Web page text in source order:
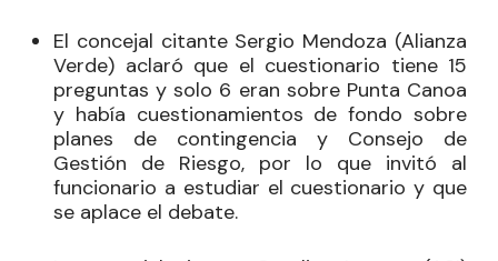
El concejal citante Sergio Mendoza (Alianza
Verde) aclaró que el cuestionario tiene 15
preguntas y solo 6 eran sobre Punta Canoa
y había cuestionamientos de fondo sobre
planes de contingencia y Consejo de
Gestión de Riesgo, por lo que invitó al
funcionario a estudiar el cuestionario y que
se aplace el debate.